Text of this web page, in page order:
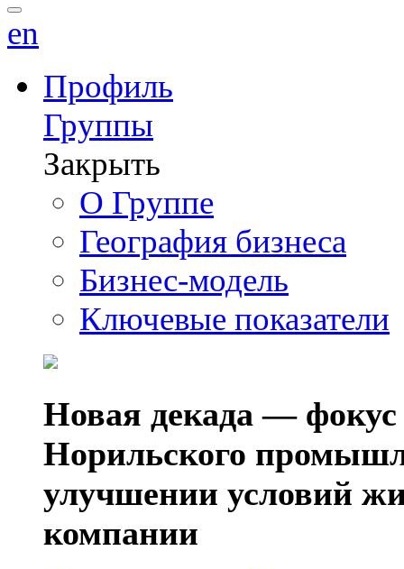
en
Профиль
Группы
Закрыть
О Группе
География бизнеса
Бизнес-модель
Ключевые показатели
Новая декада — фокус
Норильского
улучшении условий
компании